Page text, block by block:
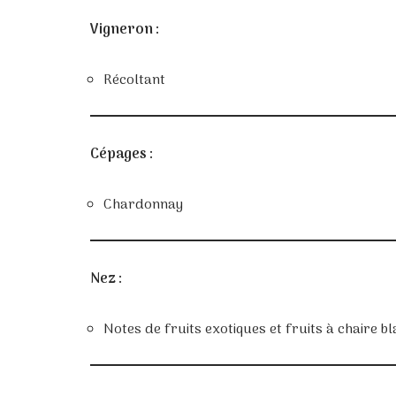
Vigneron :
Récoltant
Cépages :
Chardonnay
Nez :
Notes de fruits exotiques et fruits à chaire